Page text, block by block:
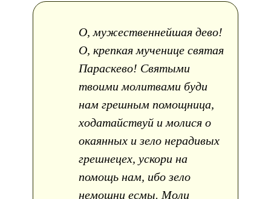
О, мужественнейшая дево!
О, крепкая мученице святая
Параскево! Святыми
твоими молитвами буди
нам грешным помощница,
ходатайствуй и молися о
окаянных и зело нерадивых
грешнецех, ускори на
помощь нам, ибо зело
немощни есмы. Моли